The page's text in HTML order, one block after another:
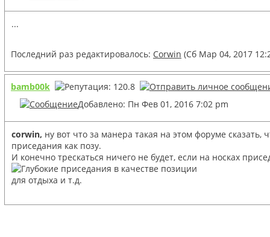
...
Последний раз редактировалось: Corwin (Сб Мар 04, 2017
bamb00k
Добавлено: Пн Фев 01, 2016 7:02 pm
corwin, ну вот что за манера такая на этом форуме
приседания как позу.
И конечно трескаться ничего не будет, если на носках